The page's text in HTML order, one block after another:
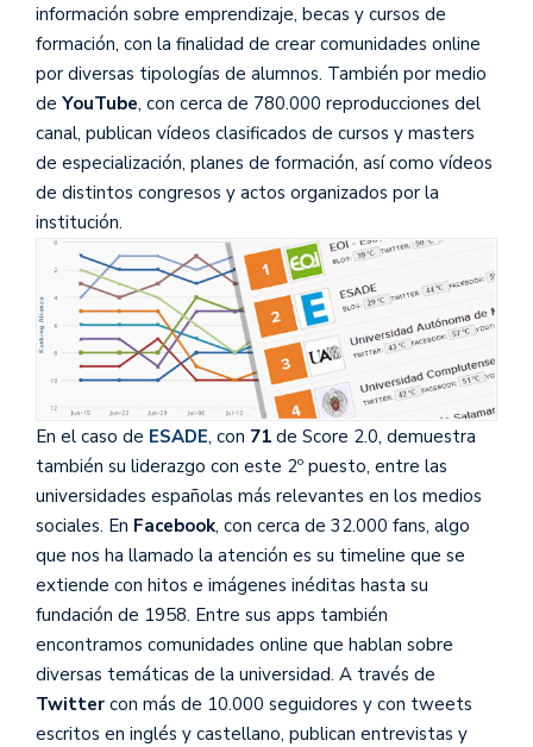
información sobre emprendizaje, becas y cursos de
formación, con la finalidad de crear comunidades online
por diversas tipologías de alumnos. También por medio
de YouTube, con cerca de 780.000 reproducciones del
canal, publican vídeos clasificados de cursos y masters
de especialización, planes de formación, así como vídeos
de distintos congresos y actos organizados por la
institución.
En el caso de ESADE, con 71 de Score 2.0, demuestra
también su liderazgo con este 2º puesto, entre las
universidades españolas más relevantes en los medios
sociales. En Facebook, con cerca de 32.000 fans, algo
que nos ha llamado la atención es su timeline que se
extiende con hitos e imágenes inéditas hasta su
fundación de 1958. Entre sus apps también
encontramos comunidades online que hablan sobre
diversas temáticas de la universidad. A través de
Twitter con más de 10.000 seguidores y con tweets
escritos en inglés y castellano, publican entrevistas y